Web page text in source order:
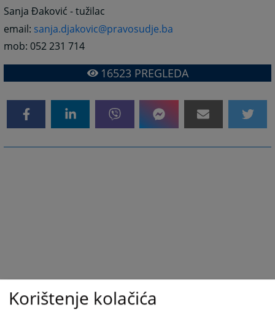
Sanja Đaković - tužilac
email: sanja.djakovic@pravosudje.ba
mob: 052 231 714
16523PREGLEDA
Korištenje kolačića